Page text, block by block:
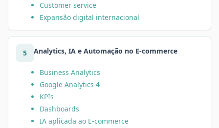
Customer service
Expansão digital internacional
5 Analytics, IA e Automação no E-commerce
Business Analytics
Google Analytics 4
KPIs
Dashboards
IA aplicada ao E-commerce